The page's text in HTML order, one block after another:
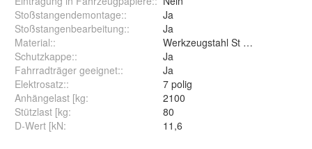
Stoßstangendemontage::
Ja
Stoßstangenbearbeitung::
Ja
Material::
Werkzeugstahl St 52-3
Schutzkappe::
Ja
Fahrradträger geeignet::
Ja
Elektrosatz::
7 polig
Anhängelast [kg:
2100
Stützlast [kg:
80
D-Wert [kN: 11,6